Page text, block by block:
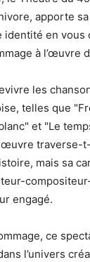
apporte
en vous
à l’œuvre
les
telles que
et "Le
œuvre traverse-
mais sa
engagé.
ce
l’univers